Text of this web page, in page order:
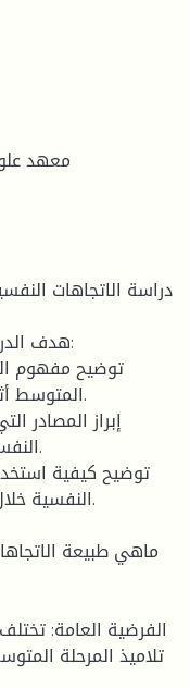
معهد
دراسة الاتجاهات
هدف
المتوسط
النفسية
ماهي طبيعة
الفرضية العامة:
تلاميذ المرحلة